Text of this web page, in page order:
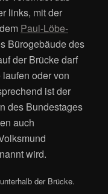
links, mit der
Paul-Löbe-
Bürogebäude des
der Brücke darf
oder von
ist der
des Bundestages
auch
wird.
der Brücke.